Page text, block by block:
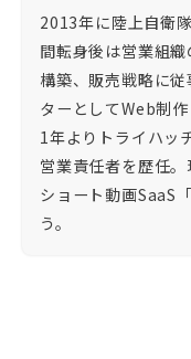
2013年に陸上自衛
間転身後は営業組
構築、販売戦略に
ターとしてWeb制
1年よりトライハッ
営業責任者を歴任
ショート動画SaaS
う。